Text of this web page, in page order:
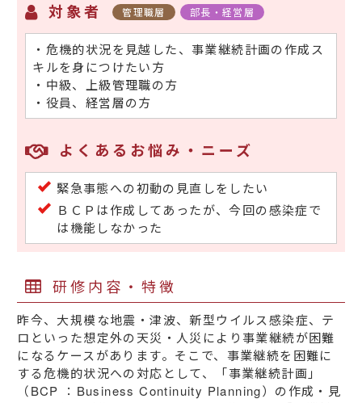
対象者 管理職層 部長・経営層
・危機的状況を見越した、事業継続計画の作成ス
キルを身につけたい方
・中級、上級管理職の方
・役員、経営層の方
よくあるお悩み・ニーズ
緊急事態への初動の見直しをしたい
ＢＣＰは作成してあったが、今回の感染症で
は機能しなかった
研修内容・特徴
昨今、大規模な地震・津波、新型ウイルス感染症、テ
ロといった想定外の天災・人災により事業継続が困難
になるケースがあります。そこで、事業継続を困難に
する危機的状況への対応として、「事業継続計画」
（BCP ：Business Continuity Planning）の作成・見